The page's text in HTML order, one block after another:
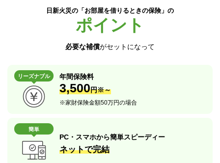
日新火災の「お部屋を借りるときの保険」の
ポイント
必要な補償がセットになって
リーズナブル 年間保険料
3,500円※～
※家財保険金額50万円の場合
簡単
PC・スマホから簡単スピーディー
ネットで完結